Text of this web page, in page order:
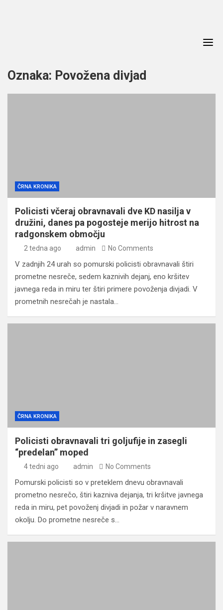
Oznaka: Povožena divjad
ČRNA KRONIKA
Policisti včeraj obravnavali dve KD nasilja v
družini, danes pa pogosteje merijo hitrost na
radgonskem območju
2 tedna ago admin No Comments
V zadnjih 24 urah so pomurski policisti obravnavali štiri
prometne nesreče, sedem kaznivih dejanj, eno kršitev
javnega reda in miru ter štiri primere povoženja divjadi. V
prometnih nesrečah je nastala…
ČRNA KRONIKA
Policisti obravnavali tri goljufije in zasegli
“predelan” moped
4 tedni ago admin No Comments
Pomurski policisti so v preteklem dnevu obravnavali
prometno nesrečo, štiri kazniva dejanja, tri kršitve javnega
reda in miru, pet povoženj divjadi in požar v naravnem
okolju. Do prometne nesreče s…